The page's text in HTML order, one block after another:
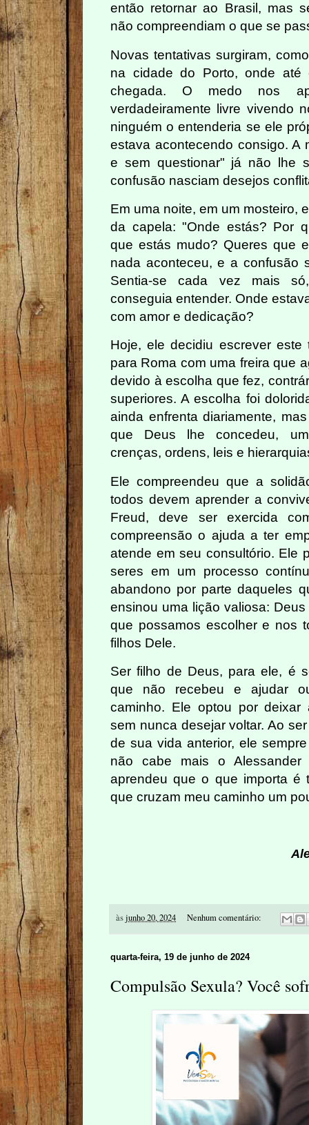
então retornar ao Brasil, mas
não compreendiam o que se
Novas tentativas surgiram,
na cidade do Porto, onde até
chegada. O medo nos
verdadeiramente livre vivendo
ninguém o entenderia se ele
estava acontecendo consigo. A
e sem questionar" já não lhe
confusão nasciam desejos
Em uma noite, em um mosteiro,
da capela: "Onde estás? Por
que estás mudo? Queres que
nada aconteceu, e a confusão
Sentia-se cada vez mais
conseguia entender. Onde
com amor e dedicação?
Hoje, ele decidiu escrever
para Roma com uma freira que
devido à escolha que fez,
superiores. A escolha foi
ainda enfrenta diariamente,
que Deus lhe concedeu,
crenças, ordens, leis e
Ele compreendeu que a
todos devem aprender a
Freud, deve ser exercida
compreensão o ajuda a ter
atende em seu consultório. Ele
seres em um processo
abandono por parte daqueles
ensinou uma lição valiosa:
que possamos escolher e nos
filhos Dele.
Ser filho de Deus, para ele, é
que não recebeu e ajudar
caminho. Ele optou por deixar
sem nunca desejar voltar. Ao
de sua vida anterior, ele
não cabe mais o
aprendeu que o que importa é
que cruzam meu caminho um
àsjunho 20, 2024 Nenhum comentário:
quarta-feira, 19 de junho de 2024
Compulsão Sexula? Você